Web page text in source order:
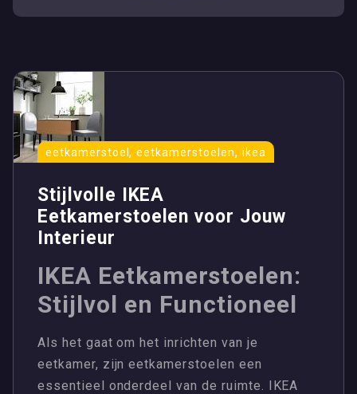
eetkamerstoel,eetkamerstoelen, ikea
Stijlvolle IKEA
Eetkamerstoelen voor Jouw
Interieur
IKEA Eetkamerstoelen:
Stijlvol en Functioneel
Als het gaat om het inrichten van je
eetkamer, zijn eetkamerstoelen een
essentieel onderdeel van de ruimte. IKEA